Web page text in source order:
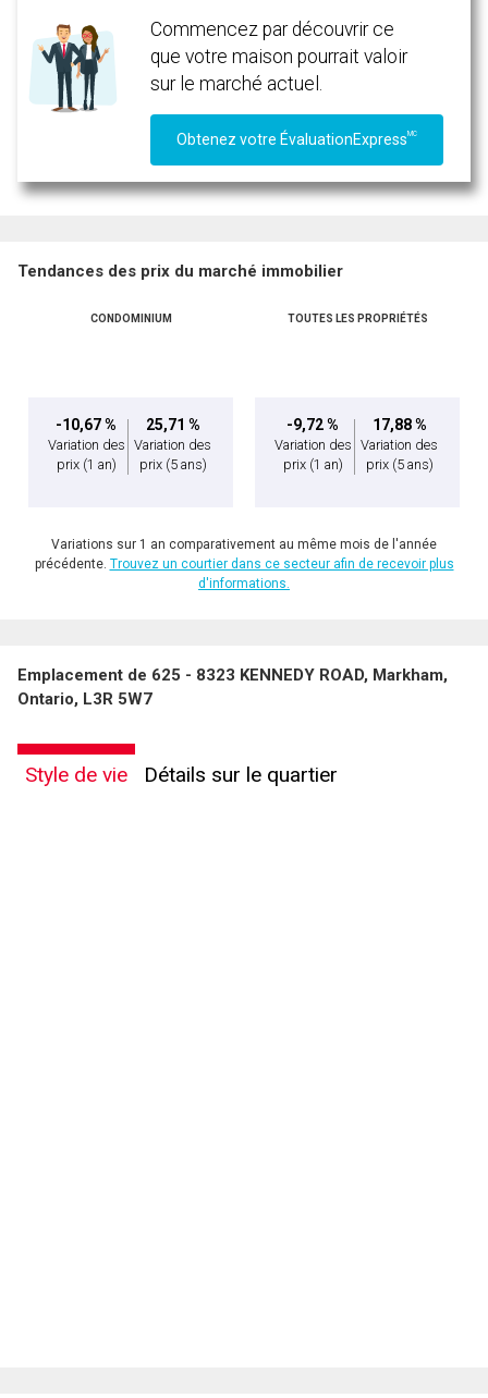
Commencez par découvrir ce
que votre maison pourrait valoir
sur le marché actuel.
Obtenez votre ÉvaluationExpressMC
Tendances des prix du marché immobilier
CONDOMINIUM
-10,67 %
Variation des
prix (1 an)
25,71 %
Variation des
prix (5 ans)
TOUTES LES PROPRIÉTÉS
-9,72 %
Variation des
prix (1 an)
17,88 %
Variation des
prix (5 ans)
Variations sur 1 an comparativement au même mois de l'année
précédente. Trouvez un courtier dans ce secteur afin de recevoir plus
d'informations.
Emplacement de 625 - 8323 KENNEDY ROAD, Markham,
Ontario, L3R 5W7
Style de vie Détails sur le quartier